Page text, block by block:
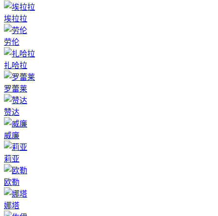
埃拉拉
劳伦
扎哈拉
罗蕾莱
赞达
威廉
莉亚
欧勒
娜塔